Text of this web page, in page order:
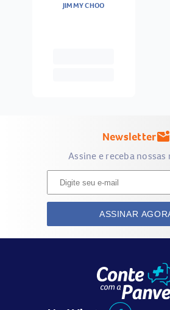
30ml
JIMMY CHOO
Newslettermark_email_unread
Assine e receba nossas
ASSINAR